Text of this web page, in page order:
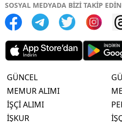
SOSYAL MEDYADA BİZİ TAKİP EDİN
GÜNCEL
MEMUR ALIMI
İŞÇİ ALIMI
İŞKUR